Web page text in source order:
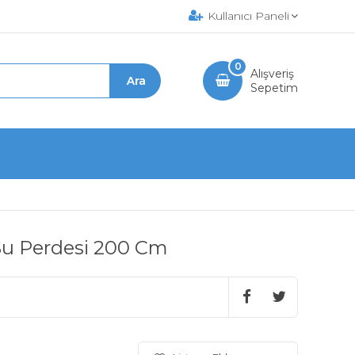
Kullanıcı Paneli
Alışveriş
Sepetim
0
Perdesi 200 Cm